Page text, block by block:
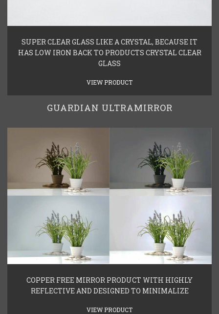
SUPER CLEAR GLASS LIKE A CRYSTAL, BECAUSE IT
HAS LOW IRON BACK TO PRODUCTS CRYSTAL CLEAR
GLASS
VIEW PRODUCT
GUARDIAN ULTRAMIRROR
COPPER FREE MIRROR PRODUCT WITH HIGHLY
REFLECTIVE AND DESIGNED TO MINIMALIZE
VIEW PRODUCT